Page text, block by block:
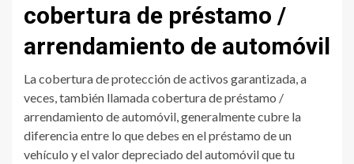
cobertura de préstamo /
arrendamiento de automóvil
La cobertura de protección de activos garantizada, a
veces, también llamada cobertura de préstamo /
arrendamiento de automóvil, generalmente cubre la
diferencia entre lo que debes en el préstamo de un
vehículo y el valor depreciado del automóvil que tu